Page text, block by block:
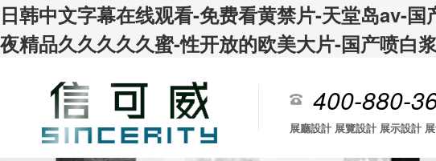
日韩中文字幕在线观看-免费看黄禁片-天堂岛av-
夜精品久久久久久蜜-性开放的欧美大片-国产喷白
400-880-
展廳設計 展覽設計 展示設計